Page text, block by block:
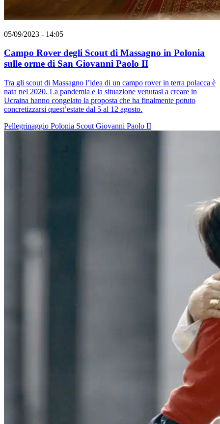
05/09/2023 - 14:05
Campo Rover degli Scout di Massagno in Polonia
sulle orme di San Giovanni Paolo II
Tra gli scout di Massagno l’idea di un campo rover in terra polacca è
nata nel 2020. La pandemia e la situazione venutasi a creare in
Ucraina hanno congelato la proposta che ha finalmente potuto
concretizzarsi quest’estate dal 5 al 12 agosto.
Pellegrinaggio Polonia Scout Giovanni Paolo II